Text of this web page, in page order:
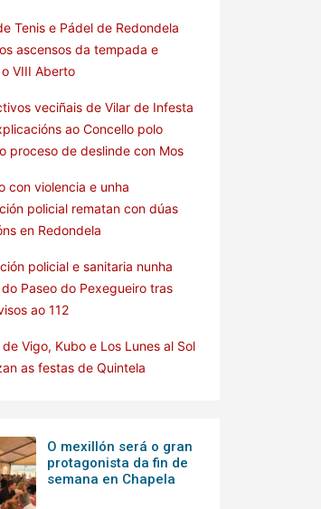
Tenis e Pádel de Redondela
ascensos da tempada e
VIII Aberto
veciñais de Vilar de Infesta
ao Concello polo
proceso de deslinde con Mos
con violencia e unha
policial rematan con dúas
en Redondela
policial e sanitaria nunha
Paseo do Pexegueiro tras
ao 112
Vigo, Kubo e Los Lunes al Sol
as festas de Quintela
O mexillón será o gran
protagonista da fin de
semana en Chapela